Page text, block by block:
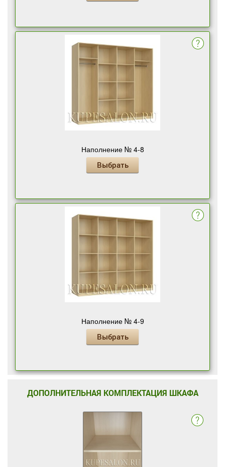
Наполнение № 4-8
Выбрать
Наполнение № 4-9
Выбрать
ДОПОЛНИТЕЛЬНАЯ КОМПЛЕКТАЦИЯ ШКАФА